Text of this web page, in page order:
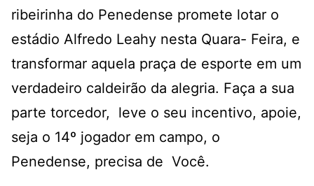
ribeirinha do Penedense promete lotar o
estádio Alfredo Leahy nesta Quara- Feira, e
transformar aquela praça de esporte em um
verdadeiro caldeirão da alegria. Faça a sua
parte torcedor, leve o seu incentivo, apoie,
seja o 14º jogador em campo, o
Penedense, precisa de Você.